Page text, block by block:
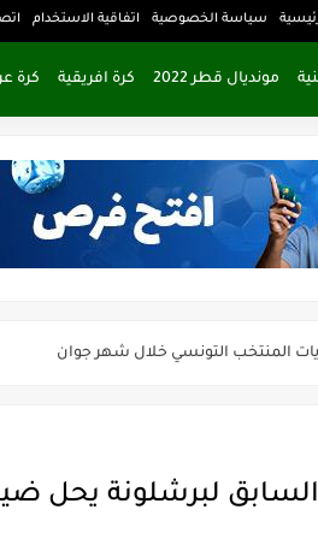
سياسة الخصوصية اتفاقية الاستخدام
مونديال قطر 2022 كرة افريقية كرة
من مباراة الذهاب في نهائي دوري
الاتحاد المنستيري والنادي الإفريقي
للتخلي عن موهبتها
المنتخب التونسي خلال شهر جوان
اعتداء في سوسة والأمن يوقف أحد
لبرشلونة يحل